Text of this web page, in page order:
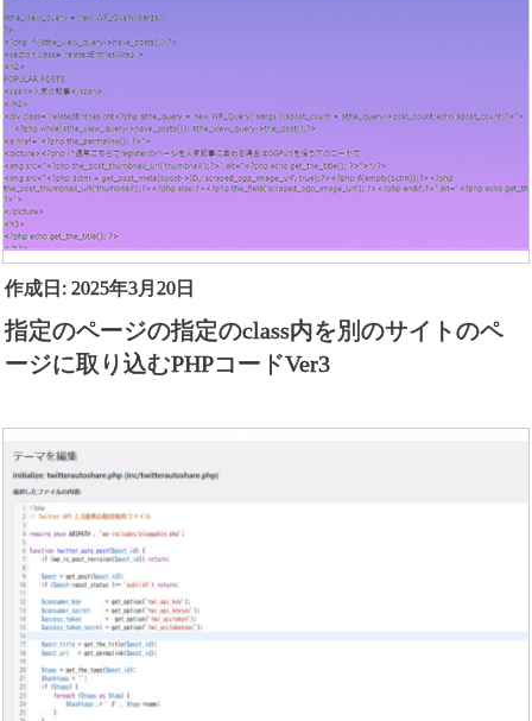
作成日: 2025年3月20日
指定のページの指定のclass内を別のサイトのペ
ージに取り込むPHPコードVer3